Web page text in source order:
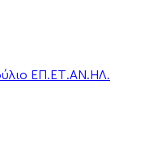
ΕΠ.ΕΤ.ΑΝ.ΗΛ.